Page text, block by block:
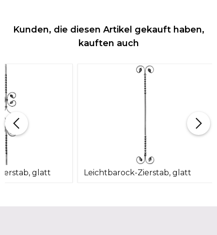
Kunden, die diesen Artikel gekauft haben,
kauften auch
glatt Leichtbarock-Zierstab, glatt